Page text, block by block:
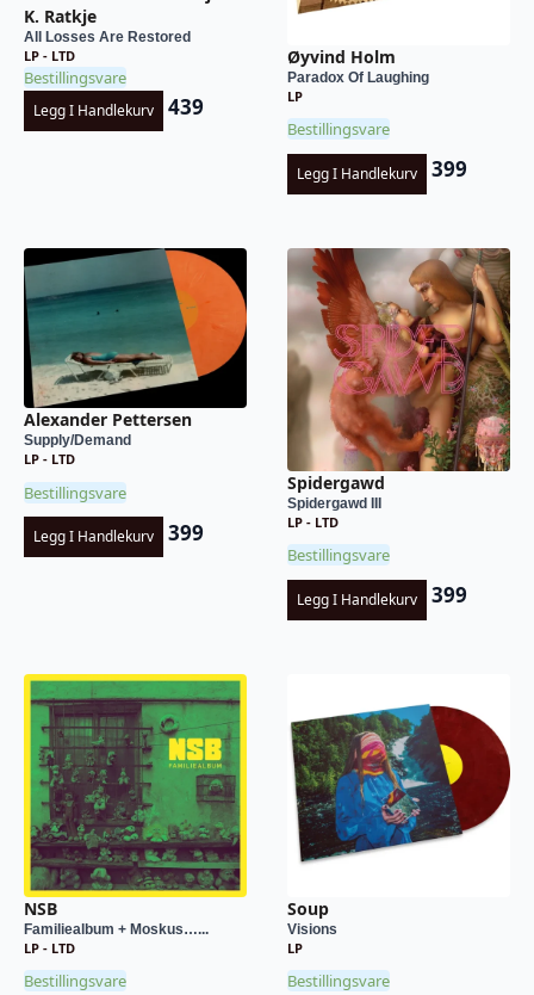
K. Ratkje
All Losses Are Restored
LP - LTD
Bestillingsvare
Legg I Handlekurv 439
Øyvind Holm
Paradox Of Laughing
LP
Bestillingsvare
Legg I Handlekurv 399
Alexander Pettersen
Supply/Demand
LP - LTD
Bestillingsvare
Legg I Handlekurv 399
Spidergawd
Spidergawd III
LP - LTD
Bestillingsvare
Legg I Handlekurv 399
NSB
Familiealbum + Moskus…...
LP - LTD
Bestillingsvare
Soup
Visions
LP
Bestillingsvare